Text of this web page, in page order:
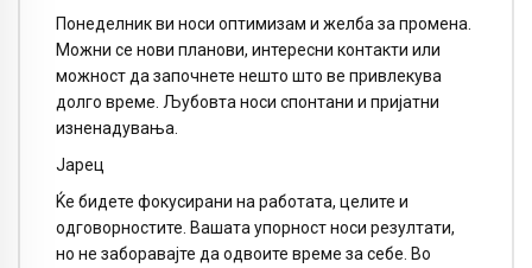
Понеделник ви носи оптимизам и желба за промена.
Можни се нови планови, интересни контакти или
можност да започнете нешто што ве привлекува
долго време. Љубовта носи спонтани и пријатни
изненадувања.
Јарец
Ќе бидете фокусирани на работата, целите и
одговорностите. Вашата упорност носи резултати,
но не заборавајте да одвоите време за себе. Во